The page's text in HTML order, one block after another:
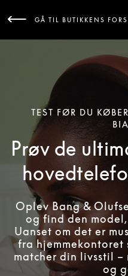
GÅ TIL BUTIKKENS
TEST FØR DU
Prøv de
Oplev Bang &
og find den
Uanset om det er
fra hjemmekontoret
matcher din livsstil
og